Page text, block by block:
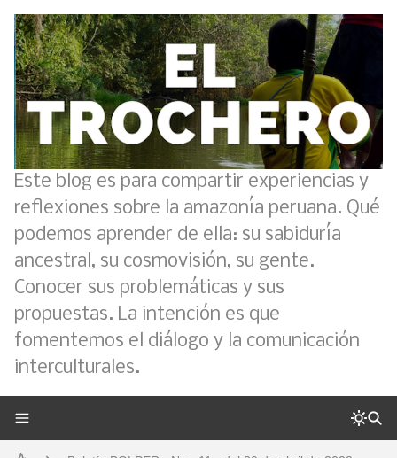
Este blog es para compartir experiencias y
reflexiones sobre la amazonía peruana. Qué
podemos aprender de ella: su sabiduría
ancestral, su cosmovisión, su gente.
Conocer sus problemáticas y sus
propuestas. La intención es que
fomentemos el diálogo y la comunicación
interculturales.
Boletín BOLPER - Nro. 11 - del 30 de abril de 2023